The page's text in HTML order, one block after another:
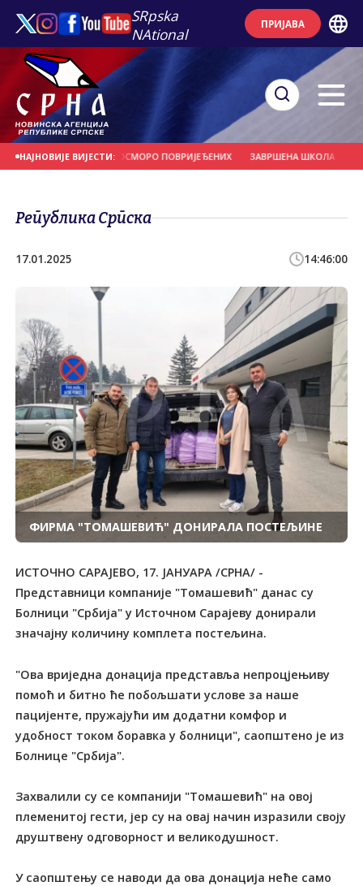
SRpska
NAtional
ПРИЈАВА
НАЈНОВИЈЕ ВИЈЕСТИ:
13,5 МЕТАРА, ОСМОРО ПОВРИЈЕЂЕНИХ ЗАВРШЕНА ШКОЛА ПЛИВАЊА
Република Српска
17.01.2025 14:46:00
ФИРМА "ТОМАШЕВИЋ" ДОНИРАЛА ПОСТЕЉИНЕ
ИСТОЧНО САРАЈЕВО, 17. ЈАНУАРА /СРНА/ -
Представници компаније "Томашевић" данас су
Болници "Србија" у Источном Сарајеву донирали
значајну количину комплета постељина.
"Ова вриједна донација представља непроцјењиву
помоћ и битно ће побољшати услове за наше
пацијенте, пружајући им додатни комфор и
удобност током боравка у болници", саопштено је из
Болнице "Србија".
Захвалили су се компанији "Томашевић" на овој
племенитој гести, јер су на овај начин изразили своју
друштвену одговорност и великодушност.
У саопштењу се наводи да ова донација неће само